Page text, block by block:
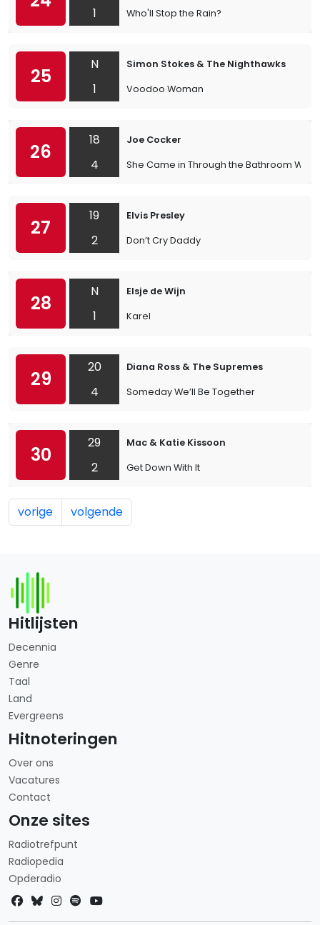
1
Who'll Stop the Rain?
25
N
1
Simon Stokes & The Nighthawks
Voodoo Woman
26
18
4
Joe Cocker
She Came in Through the Bathroom
27
19
2
Elvis Presley
Don’t Cry Daddy
28
N
1
Elsje de Wijn
Karel
29
20
4
Diana Ross & The Supremes
Someday We’ll Be Together
30
29
2
Mac & Katie Kissoon
Get Down With It
vorige volgende
Hitlijsten
Decennia
Genre
Taal
Land
Evergreens
Hitnoteringen
Over ons
Vacatures
Contact
Onze sites
Radiotrefpunt
Radiopedia
Opderadio